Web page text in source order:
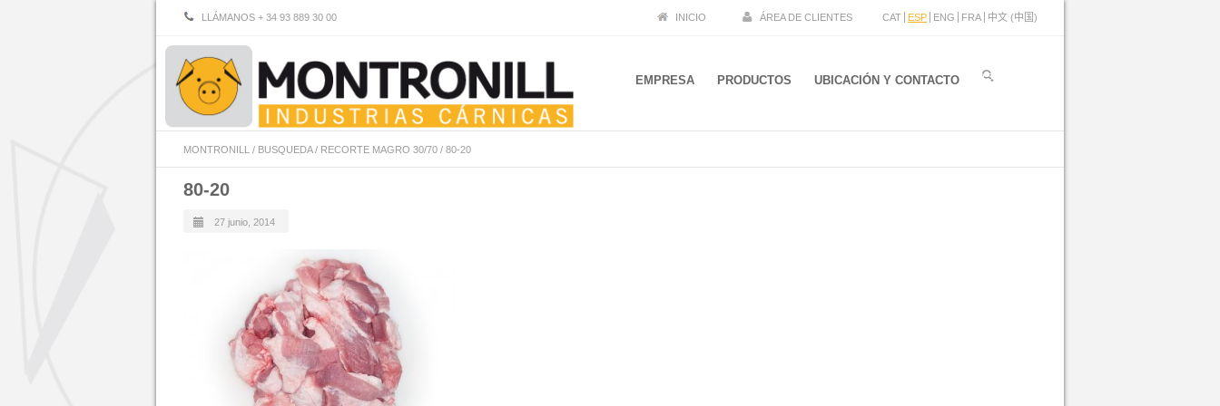
LLÁMANOS + 34 93 889 30 00 INICIO ÁREA DE CLIENTES CAT ESP ENG FRA 中文 (中国)
EMPRESA PRODUCTOS UBICACIÓN Y CONTACTO
MONTRONILL / BUSQUEDA/ RECORTE MAGRO 30/70 / 80-20
80-20
27 junio, 2014